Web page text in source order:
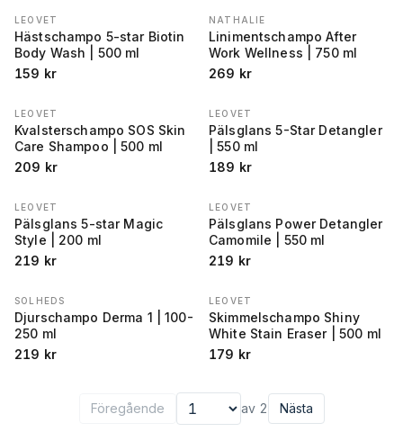
LEOVET
Hästschampo 5-star Biotin
Body Wash | 500 ml
159 kr
NATHALIE
Linimentschampo After
Work Wellness | 750 ml
269 kr
LEOVET
Kvalsterschampo SOS Skin
Care Shampoo | 500 ml
209 kr
LEOVET
Pälsglans 5-Star Detangler
| 550 ml
189 kr
LEOVET
Pälsglans 5-star Magic
Style | 200 ml
219 kr
LEOVET
Pälsglans Power Detangler
Camomile | 550 ml
219 kr
SOLHEDS
Djurschampo Derma 1 | 100-
250 ml
219 kr
LEOVET
Skimmelschampo Shiny
White Stain Eraser | 500 ml
179 kr
Föregående Välj sida av 2 Nästa